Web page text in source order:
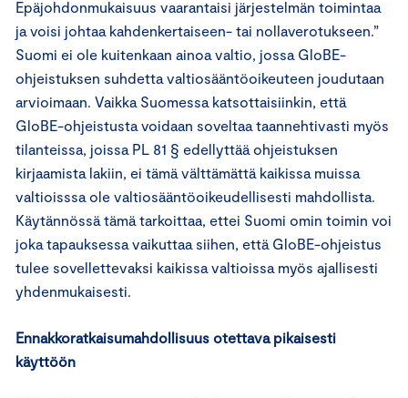
Epäjohdonmukaisuus vaarantaisi järjestelmän toimintaa
ja voisi johtaa kahdenkertaiseen- tai nollaverotukseen.”
Suomi ei ole kuitenkaan ainoa valtio, jossa GloBE-
ohjeistuksen suhdetta valtiosääntöoikeuteen joudutaan
arvioimaan. Vaikka Suomessa katsottaisiinkin, että
GloBE-ohjeistusta voidaan soveltaa taannehtivasti myös
tilanteissa, joissa PL 81 § edellyttää ohjeistuksen
kirjaamista lakiin, ei tämä välttämättä kaikissa muissa
valtioisssa ole valtiosääntöoikeudellisesti mahdollista.
Käytännössä tämä tarkoittaa, ettei Suomi omin toimin voi
joka tapauksessa vaikuttaa siihen, että GloBE-ohjeistus
tulee sovellettevaksi kaikissa valtioissa myös ajallisesti
yhdenmukaisesti.
Ennakkoratkaisumahdollisuus otettava pikaisesti
käyttöön